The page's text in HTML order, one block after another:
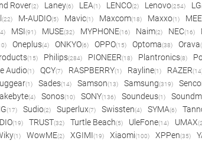
Rover(2) Laney(6) LEA(1) LENCO(2) Lenovo(254) LG
(22) M-AUDIO(5) Mavic(1) Maxcom(18) Maxxo(1)
MSI(91) MUSE(32) MYPHONE(16) Naim(2) NEC(16)
Oneplus(4) ONKYO(6) OPPO(15) Optoma(38) Orava
(15) Philips(284) PIONEER(18) Plantronics(8)
Audio(1) QCY(7) RASPBERRY(1) Rayline(1) RAZER
(1) Sades(14) Samson(13) Samsung(319)
(4) Sonos(10) SONY(136) Soundeus(1)
(17) Sudio(2) Superlux(7) Swissten(4) SYMA(6)
(19) TRUST(32) Turtle Beach(5) UleFone(14) UMAX
(1) WowME(2) XGIMI(19) Xiaomi(100) XPPen(35)